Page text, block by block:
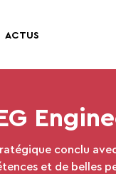
ACTUS
conclu
et de belles